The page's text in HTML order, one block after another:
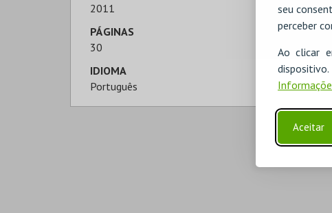
seu
perceber
Ao clicar
Aceitar
2011
PÁGINAS
30
IDIOMA
Português